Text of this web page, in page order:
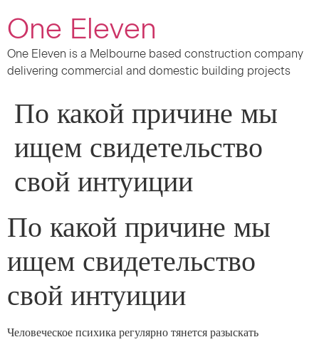
One Eleven
One Eleven is a Melbourne based construction company
delivering commercial and domestic building projects
По какой причине мы
ищем свидетельство
свой интуиции
По какой причине мы
ищем свидетельство
свой интуиции
Человеческое психика регулярно тянется разыскать